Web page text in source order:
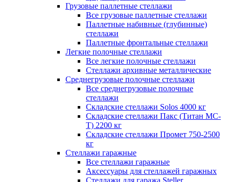
Грузовые паллетные стеллажи
Все грузовые паллетные стеллажи
Паллетные набивные (глубинные)
стеллажи
Паллетные фронтальные стеллажи
Легкие полочные стеллажи
Все легкие полочные стеллажи
Стеллажи архивные металлические
Среднегрузовые полочные стеллажи
Все среднегрузовые полочные
стеллажи
Складские стеллажи Solos 4000 кг
Складские стеллажи Пакс (Титан МС-
Т) 2200 кг
Складские стеллажи Промет 750-2500
кг
Стеллажи гаражные
Все стеллажи гаражные
Аксессуары для стеллажей гаражных
Стеллажи для гаража Steller